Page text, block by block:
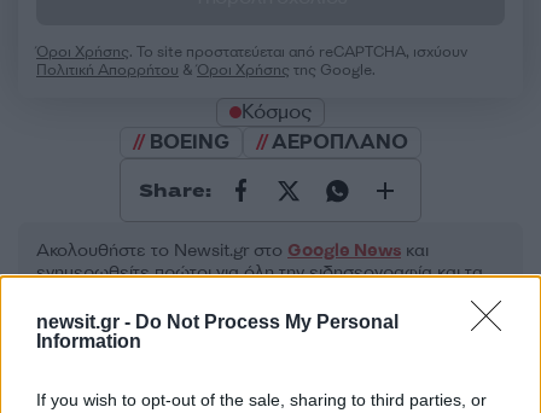
newsit.gr - Do Not Process My Personal
Information
If you wish to opt-out of the sale, sharing to third parties, or
Όροι Χρήσης. Το site προστατεύεται από reCAPTCHA, ισχύουν
Πολιτική Απορρήτου &Όροι Χρήσης της Google.
Κόσμος
BOEING
ΑΕΡΟΠΛΑΝΟ
Share:
Ακολουθήστε το Νewsit.gr στο Google News και
ενημερωθείτε πρώτοι για όλη την ειδησεογραφία και τα